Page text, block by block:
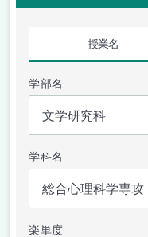
授業名
学部名
学科名
楽単度